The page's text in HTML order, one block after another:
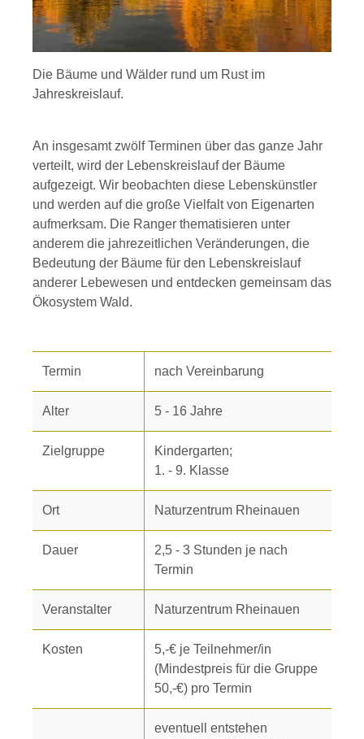
Die Bäume und Wälder rund um Rust im
Jahreskreislauf.
An insgesamt zwölf Terminen über das ganze Jahr
verteilt, wird der Lebenskreislauf der Bäume
aufgezeigt. Wir beobachten diese Lebenskünstler
und werden auf die große Vielfalt von Eigenarten
aufmerksam. Die Ranger thematisieren unter
anderem die jahrezeitlichen Veränderungen, die
Bedeutung der Bäume für den Lebenskreislauf
anderer Lebewesen und entdecken gemeinsam das
Ökosystem Wald.
Termin nach Vereinbarung
Alter 5 - 16 Jahre
Zielgruppe
Kindergarten;
1. - 9. Klasse
Ort Naturzentrum Rheinauen
Dauer
2,5 - 3 Stunden je nach
Termin
Veranstalter Naturzentrum Rheinauen
Kosten
5,-€ je Teilnehmer/in
(Mindestpreis für die Gruppe
50,-€) pro Termin
eventuell entstehen